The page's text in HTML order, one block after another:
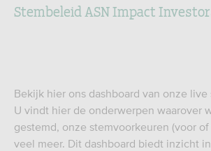
Stembeleid ASN Impact
Bekijk hier ons dashboard van onze
U vindt hier de onderwerpen waarover
gestemd, onze stemvoorkeuren (voor
veel meer. Dit dashboard biedt inzicht